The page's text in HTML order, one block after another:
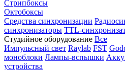
Стрипбоксы
Октобоксы
Средства синхронизации
синхронизаторы TTL-
Студийное оборудование Все
Импульсный свет Raylab FST
моноблоки Лампы-вспышки
устройства